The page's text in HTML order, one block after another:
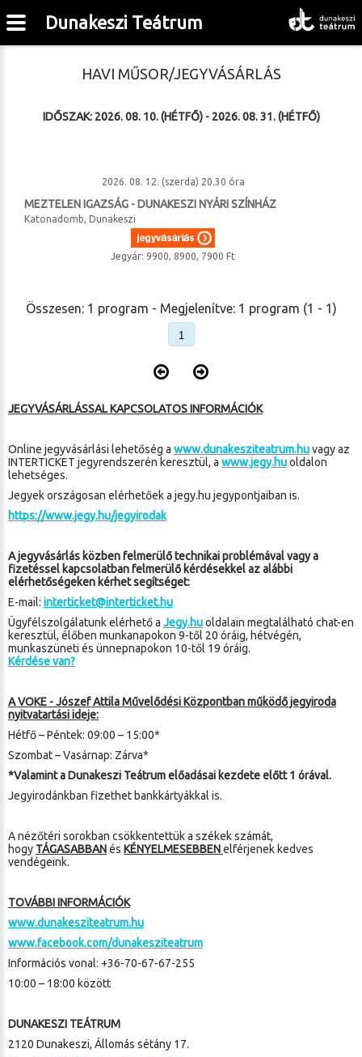
HAVI MŰSOR/JEGYVÁSÁRLÁS
IDŐSZAK: 2026. 08. 10. (HÉTFŐ) - 2026. 08. 31. (HÉTFŐ)
2026. 08. 12. (szerda) 20.30 óra
MEZTELEN IGAZSÁG - DUNAKESZI NYÁRI SZÍNHÁZ
Katonadomb, Dunakeszi
Jegyár: 9900, 8900, 7900 Ft
Összesen: 1 program - Megjelenítve: 1 program (1 - 1)
JEGYVÁSÁRLÁSSAL KAPCSOLATOS INFORMÁCIÓK
Online jegyvásárlási lehetőség a www.dunakesziteatrum.huvagy az
INTERTICKET jegyrendszerén keresztül, a www.jegy.huoldalon
lehetséges.
Jegyek országosan elérhetőek a jegy.hu jegypontjaiban is.
https://www.jegy.hu/jegyirodak
A jegyvásárlás közben felmerülő technikai problémával vagy a
fizetéssel kapcsolatban felmerülő kérdésekkel az alábbi
elérhetőségeken kérhet segítséget:
E-mail: interticket@interticket.hu
Ügyfélszolgálatunk elérhető a Jegy.huoldalain megtalálható chat-en
keresztül, élőben munkanapokon 9-től 20 óráig, hétvégén,
munkaszüneti és ünnepnapokon 10-től 19 óráig.
Kérdése van?
A VOKE - Jószef Attila Művelődési Központban működő jegyiroda
nyitvatartási ideje:
Hétfő – Péntek: 09:00 – 15:00*
Szombat – Vasárnap: Zárva*
*Valamint a Dunakeszi Teátrum előadásai kezdete előtt 1 órával.
Jegyirodánkban fizethet bankkártyákkal is.
A nézőtéri sorokban csökkentettük a székek számát,
hogy TÁGASABBANés KÉNYELMESEBBENelférjenek kedves
vendégeink.
TOVÁBBI INFORMÁCIÓK
www.dunakesziteatrum.hu
www.facebook.com/dunakesziteatrum
Információs vonal: +36-70-67-67-255
10:00 – 18:00 között
DUNAKESZI TEÁTRUM
2120 Dunakeszi, Állomás sétány 17.
Dunakeszi Teátrum